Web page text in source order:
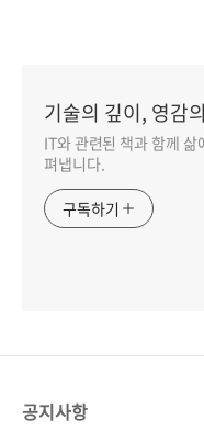
기술의 깊이, 영감
IT와 관련된 책과 함께 삶
펴냅니다.
구독하기
공지사항